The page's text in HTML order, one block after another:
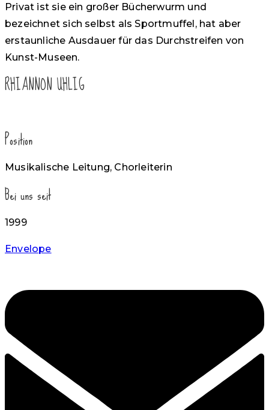
Privat ist sie ein großer Bücherwurm und
bezeichnet sich selbst als Sportmuffel, hat aber
erstaunliche Ausdauer für das Durchstreifen von
Kunst-Museen.
RHIANNON UHLIG
Position
Musikalische Leitung, Chorleiterin
Bei uns seit
1999
Envelope